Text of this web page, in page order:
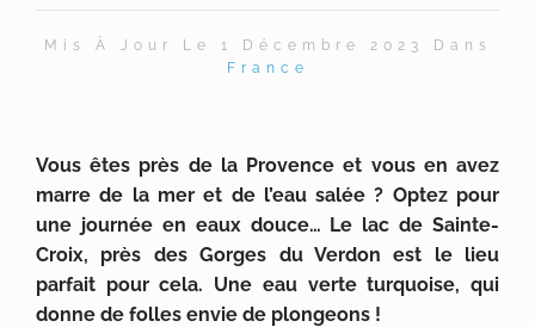
Mis À Jour Le 1 Décembre 2023 Dans
France
Vous êtes près de la Provence et vous en avez
marre de la mer et de l’eau salée ? Optez pour
une journée en eaux douce… Le lac de Sainte-
Croix, près des Gorges du Verdon est le lieu
parfait pour cela. Une eau verte turquoise, qui
donne de folles envie de plongeons !